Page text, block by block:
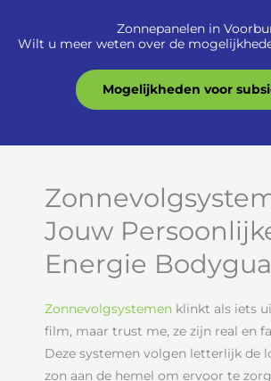
Zonnepanelen in
Wilt u meer weten over de
Mogelijkheden voor
Jouw
Energie
Zonnevolgsystemen klinkt als iets
film, maar trust me, ze zijn real en
Deze systemen volgen letterlijk de
zon aan de hemel om ervoor te